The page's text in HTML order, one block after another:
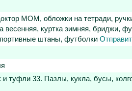
МОМ, обложки на тетради,
куртка зимняя, бриджи,
штаны, футболки
33. Пазлы, кукла, бусы,